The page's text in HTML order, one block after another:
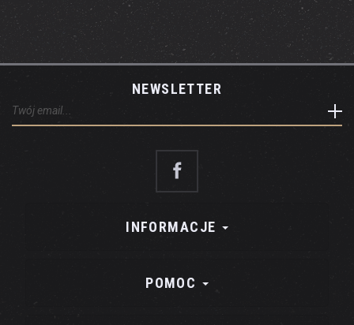
NEWSLETTER
INFORMACJE
POMOC